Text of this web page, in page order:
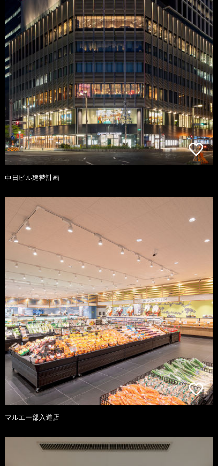
中日ビル建替計画
マルエー部入道店